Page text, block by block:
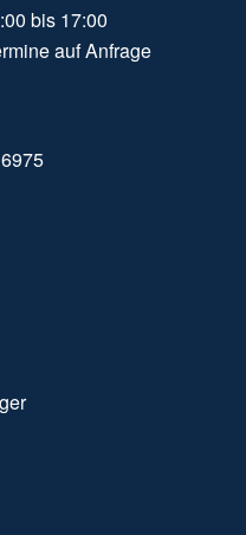
bis 17:00
auf Anfrage